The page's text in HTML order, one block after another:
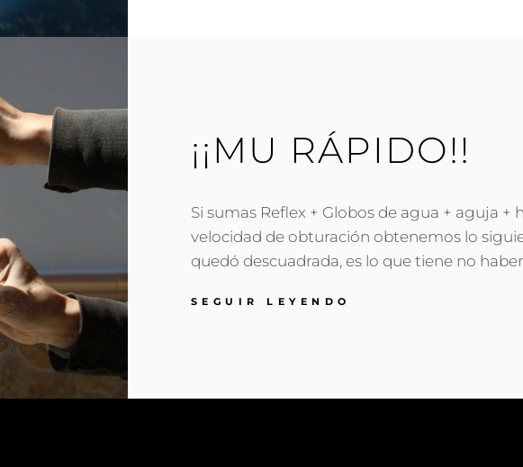
¡¡MU RÁPIDO!!
Si sumas Reflex + Globos de agua + aguja +
velocidad de obturación obtenemos lo
quedó descuadrada, es lo que tiene no
SEGUIR LEYENDO